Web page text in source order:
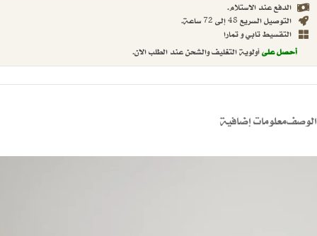
الدفع عند الاستلام.
التوصيل السريع 48 إلى 72 ساعة.
التقسيط تابي و تمارا
أحصل علىأولوية التغليف والشحن عند الطلب الان.
الوصفمعلومات إضافية